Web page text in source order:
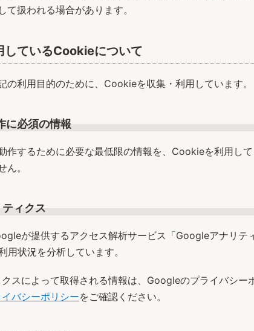
て扱われる場合があります。
しているCookieについて
の利用目的のために、Cookieを収集・利用しています。
に必須の情報
作するために必要な最低限の情報を、Cookieを利用し
ん。
ィクス
が提供するアクセス解析サービス「Googleアナリ
用状況を分析しています。
スによって取得される情報は、Googleのプライバシー
バシーポリシーをご確認ください。